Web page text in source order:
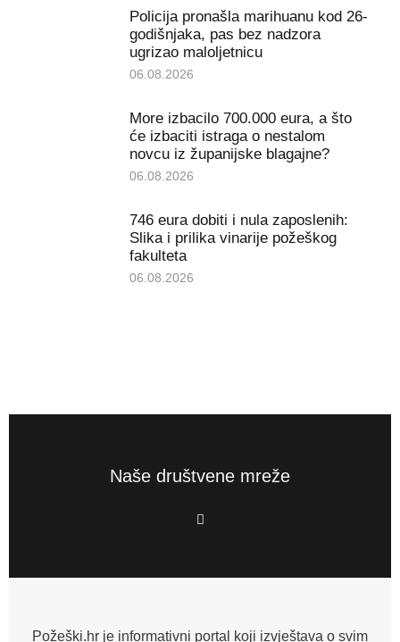
Policija pronašla marihuanu kod 26-
godišnjaka, pas bez nadzora
ugrizao maloljetnicu
06.08.2026
More izbacilo 700.000 eura, a što
će izbaciti istraga o nestalom
novcu iz županijske blagajne?
06.08.2026
746 eura dobiti i nula zaposlenih:
Slika i prilika vinarije požeškog
fakulteta
06.08.2026
Naše društvene mreže
F
a
o
f
Požeški.hr je informativni portal koji izvještava o svim